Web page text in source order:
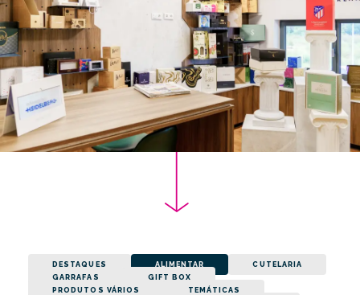
DESTAQUES ALIMENTAR
CUTELARIA
GARRAFAS
GIFT BOX
PRODUTOS VÁRIOS
TEMÁTICAS